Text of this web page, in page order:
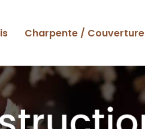
Charpente / Couverture